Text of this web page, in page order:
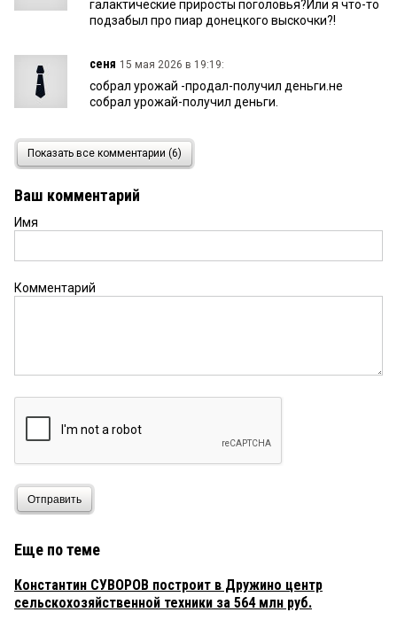
галактические приросты поголовья?Или я что-то
подзабыл про пиар донецкого выскочки?!
сеня 15 мая 2026 в 19:19:
собрал урожай -продал-получил деньги.не
собрал урожай-получил деньги.
если на пополам
с лебедой и соломой
ДЖОКЕР 15 мая 2026 в 14:03:
Показать все комментарии (6)
Ваш комментарий
Имя
Комментарий
Отправить
Еще по теме
Константин СУВОРОВ построит в Дружино центр
сельскохозяйственной техники за 564 млн руб.